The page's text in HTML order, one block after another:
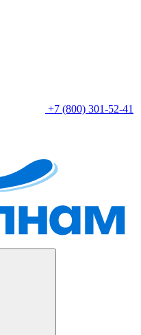
+7 (800) 301-52-41